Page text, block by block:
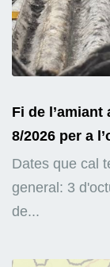
Fi de
8/2026 per a
Dates que cal
general: 3
de...